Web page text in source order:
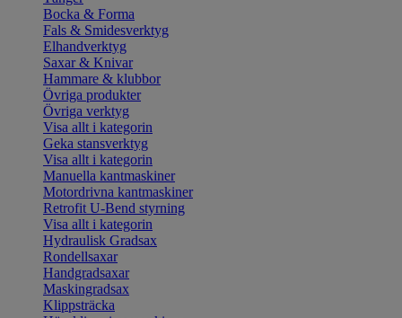
Bocka & Forma
Fals & Smidesverktyg
Elhandverktyg
Saxar & Knivar
Hammare & klubbor
Övriga produkter
Övriga verktyg
Visa allt i kategorin
Geka stansverktyg
Visa allt i kategorin
Manuella kantmaskiner
Motordrivna kantmaskiner
Retrofit U-Bend styrning
Visa allt i kategorin
Hydraulisk Gradsax
Rondellsaxar
Handgradsaxar
Maskingradsax
Klippsträcka